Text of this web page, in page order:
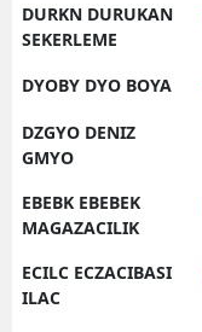
DURKN DURUKAN
SEKERLEME
DYOBY DYO BOYA
DZGYO DENIZ
GMYO
EBEBK EBEBEK
MAGAZACILIK
ECILC ECZACIBASI
ILAC